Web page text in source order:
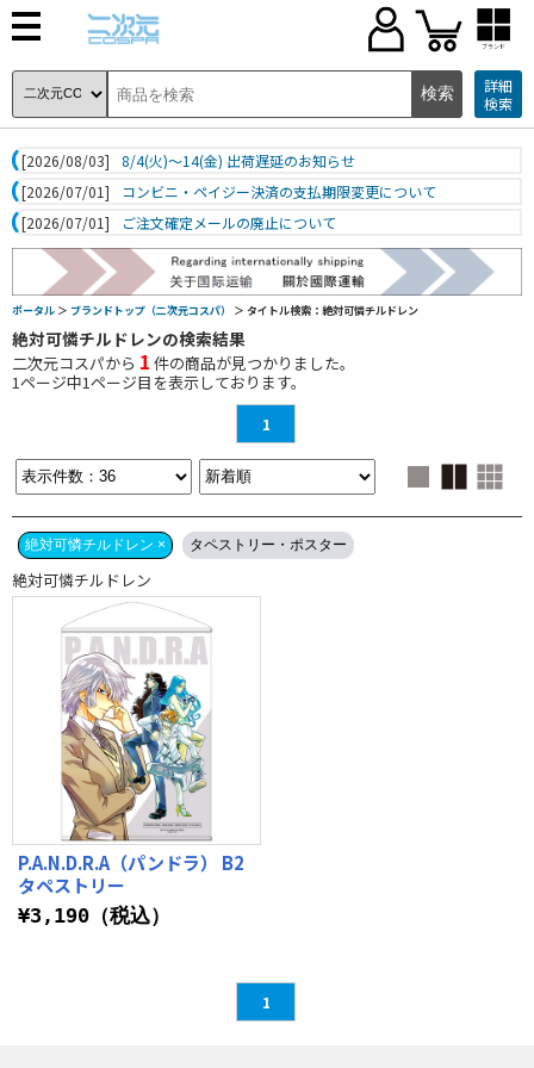
ブランド
詳細
検索
[2026/08/03]
8/4(火)～14(金) 出荷遅延のお知らせ
[2026/07/01]
コンビニ・ペイジー決済の支払期限変更について
[2026/07/01]
ご注文確定メールの廃止について
ポータル ＞ ブランドトップ（二次元コスパ） ＞ タイトル検索：絶対可憐チルドレン
絶対可憐チルドレンの検索結果
二次元コスパから 1 件の商品が見つかりました。
1ページ中1ページ目を表示しております。
1
絶対可憐チルドレン × タペストリー・ポスター
絶対可憐チルドレン
P.A.N.D.R.A（パンドラ） B2
タペストリー
¥3,190（税込）
1